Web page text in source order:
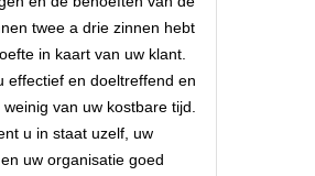
twee a drie zinnen hebt
in kaart van uw klant.
effectief en doeltreffend en
van uw kostbare tijd.
u in staat uzelf, uw
uw organisatie goed